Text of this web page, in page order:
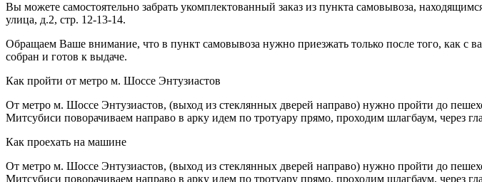
Вы можете самостоятельно забрать укомплектованный заказ из пункта самовывоза,
улица, д.2, стр. 12-13-14.
Обращаем Ваше внимание, что в пункт самовывоза нужно приезжать только после того, как с
собран и готов к выдаче.
Как пройти от метро м. Шоссе Энтузиастов
От метро м. Шоссе Энтузиастов, (выход из стеклянных дверей направо) нужно пройти до
Митсубиси поворачиваем направо в арку идем по тротуару прямо, проходим шлагбаум, через
Как проехать на машине
От метро м. Шоссе Энтузиастов, (выход из стеклянных дверей направо) нужно пройти до
Митсубиси поворачиваем направо в арку идем по тротуару прямо, проходим шлагбаум, через